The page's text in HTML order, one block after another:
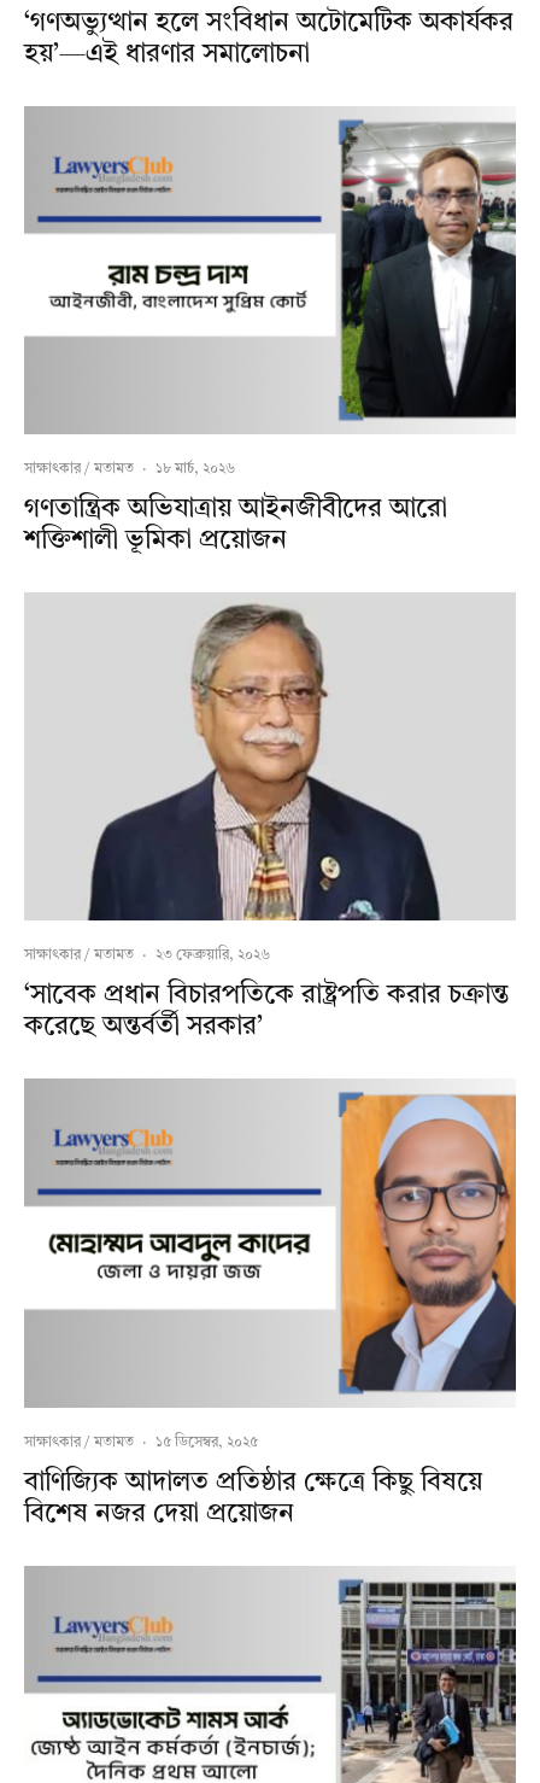
‘গণঅভ্যুত্থান হলে সংবিধান অটোমেটিক অকার্যকর
হয়’—এই ধারণার সমালোচনা
সাক্ষাৎকার / মতামত · ১৮ মার্চ, ২০২৬
গণতান্ত্রিক অভিযাত্রায় আইনজীবীদের আরো
শক্তিশালী ভূমিকা প্রয়োজন
সাক্ষাৎকার / মতামত · ২৩ ফেব্রুয়ারি, ২০২৬
‘সাবেক প্রধান বিচারপতিকে রাষ্ট্রপতি করার চক্রান্ত
করেছে অন্তর্বর্তী সরকার’
সাক্ষাৎকার / মতামত · ১৫ ডিসেম্বর, ২০২৫
বাণিজ্যিক আদালত প্রতিষ্ঠার ক্ষেত্রে কিছু বিষয়ে
বিশেষ নজর দেয়া প্রয়োজন